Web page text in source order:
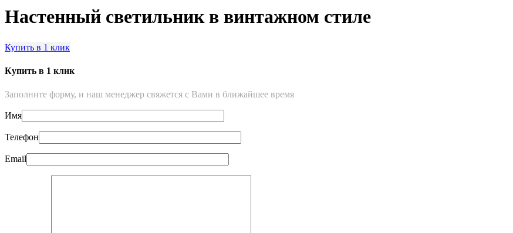
Настенный светильник в винтажном стиле
Купить в 1 клик
Купить в 1 клик
Заполните форму, и наш менеджер свяжется с Вами в ближайшее время
Имя
Телефон
Email